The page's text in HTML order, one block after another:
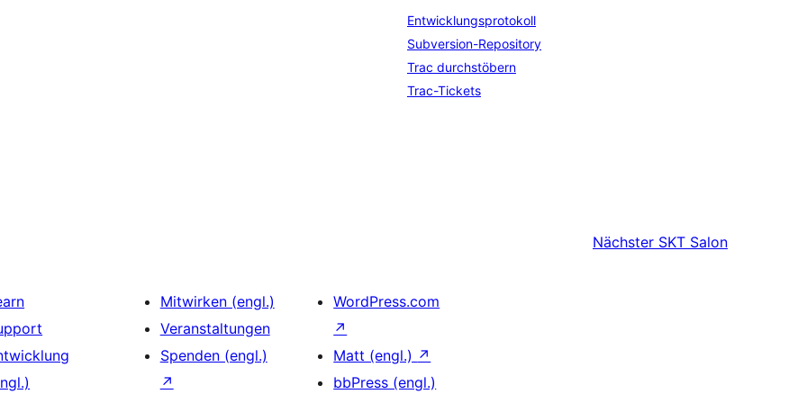
Entwicklungsprotokoll
Subversion-Repository
Trac durchstöbern
Trac-Tickets
Nächster SKT Salon
Mitwirken (engl.)
Veranstaltungen
Spenden (engl.)
↗
WordPress.com
↗
Matt (engl.) ↗
bbPress (engl.)